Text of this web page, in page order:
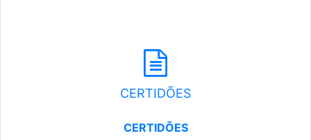
CERTIDÕES
CERTIDÕES